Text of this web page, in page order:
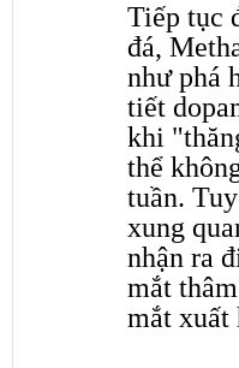
Tiếp tục
đá,
như phá
tiết
khi
thể
tuần.
xung
nhận ra
mắt
mắt xuất